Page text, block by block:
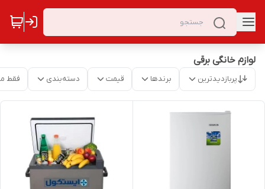
لوازم خانگی برقی
پربازدیدترین برندها قیمت دسته‌بندی فقط